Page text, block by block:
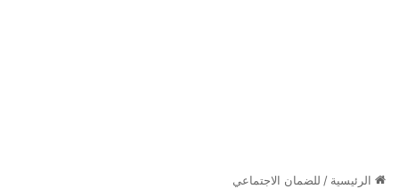
الرئيسية / للضمان الاجتماعي